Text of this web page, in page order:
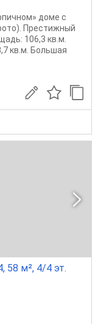
доме с
Престижный
106,3 кв.м.
кв.м. Большая
58 м², 4/4 эт.